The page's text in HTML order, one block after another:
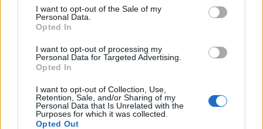
I want to opt-out of the Sale of my
Personal Data.
Opted In
I want to opt-out of processing my
Personal Data for Targeted Advertising.
Opted In
I want to opt-out of Collection, Use,
Retention, Sale, and/or Sharing of my
Personal Data that Is Unrelated with the
Purposes for which it was collected.
Opted Out
και την πολιτική απορρήτου
X